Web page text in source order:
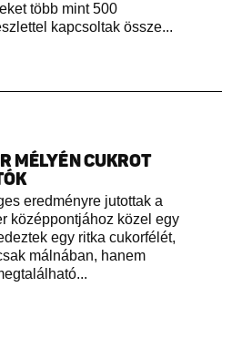
több mint 500
kapcsoltak össze...
MÉLYÉN CUKROT
eredményre jutottak a
középpontjához közel egy
egy ritka cukorfélét,
málnában, hanem